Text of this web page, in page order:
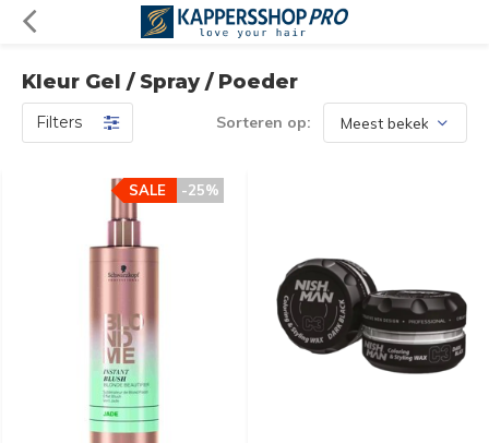
Kleur Gel / Spray / Poeder
Filters Sorteren op:
-25%
SALE